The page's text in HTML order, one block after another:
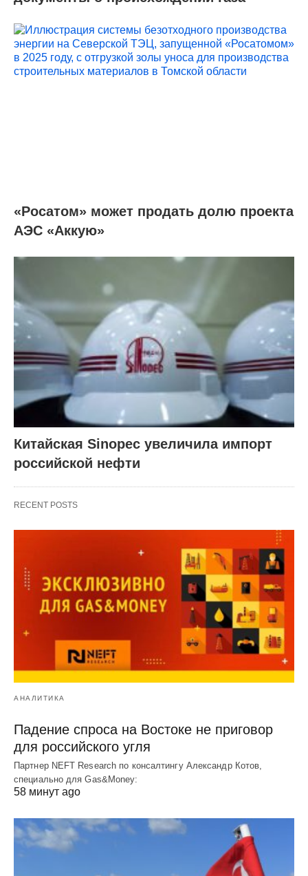
«Росатом» может продать долю проекта
АЭС «Аккую»
Китайская Sinopec увеличила импорт
российской нефти
RECENT POSTS
АНАЛИТИКА
Падение спроса на Востоке не приговор
для российского угля
Партнер NEFT Research по консалтингу Александр Котов,
специально для Gas&Money:
58 минут ago